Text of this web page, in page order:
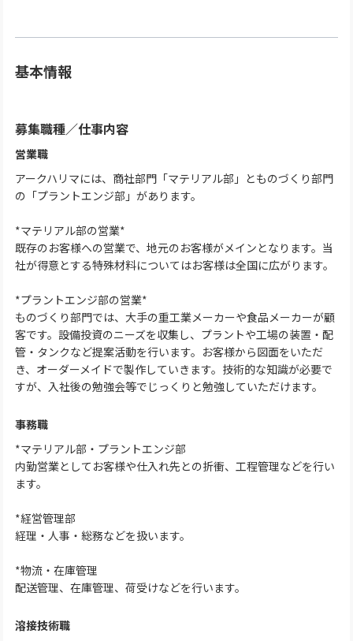
基本情報
募集職種／仕事内容
営業職
アークハリマには、商社部門「マテリアル部」とものづくり部門
の「プラントエンジ部」があります。
*マテリアル部の営業*
既存のお客様への営業で、地元のお客様がメインとなります。当
社が得意とする特殊材料についてはお客様は全国に広がります。
*プラントエンジ部の営業*
ものづくり部門では、大手の重工業メーカーや食品メーカーが顧
客です。設備投資のニーズを収集し、プラントや工場の装置・配
管・タンクなど提案活動を行います。お客様から図面をいただ
き、オーダーメイドで製作していきます。技術的な知識が必要で
すが、入社後の勉強会等でじっくりと勉強していただけます。
事務職
*マテリアル部・プラントエンジ部
内勤営業としてお客様や仕入れ先との折衝、工程管理などを行い
ます。
*経営管理部
経理・人事・総務などを扱います。
*物流・在庫管理
配送管理、在庫管理、荷受けなどを行います。
溶接技術職